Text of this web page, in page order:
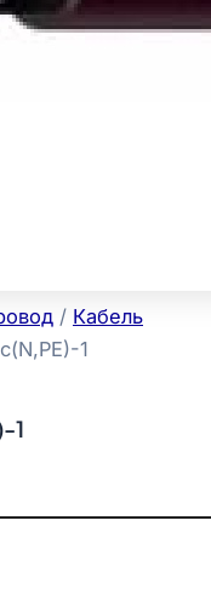
/ Кабель
1
1